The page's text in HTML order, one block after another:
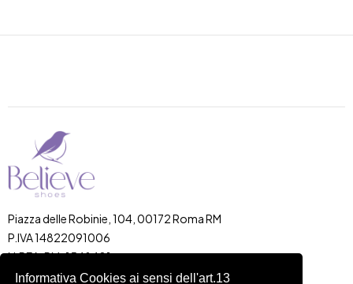
Informativa Cookies ai sensi dell'art.13
Piazza delle Robinie, 104, 00172 Roma RM
P.IVA 14822091006
N.REA: RM-1548401
C.SOCIALE: €10,00